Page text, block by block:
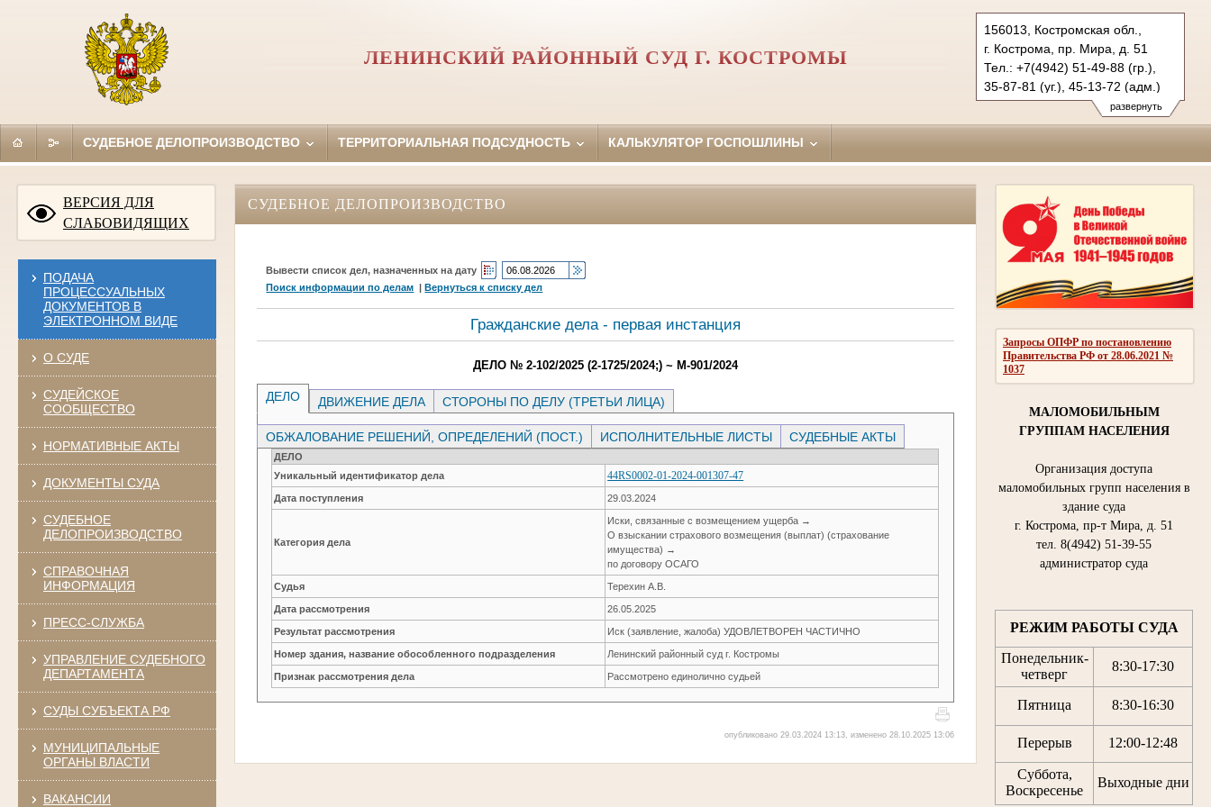
развернуть
156013, Костромская обл.,
г. Кострома, пр. Мира, д. 51
Тел.: +7(4942) 51-49-88 (гр.),
35-87-81 (уг.), 45-13-72 (адм.)
leninsky.kst@sudrf.ru
ЛЕНИНСКИЙ РАЙОННЫЙ СУД Г. КОСТРОМЫ
СУДЕБНОЕ ДЕЛОПРОИЗВОДСТВО ТЕРРИТОРИАЛЬНАЯ ПОДСУДНОСТЬ КАЛЬКУЛЯТОР ГОСПОШЛИНЫ
ВЕРСИЯ ДЛЯ
СЛАБОВИДЯЩИХ
ПОДАЧА
ПРОЦЕССУАЛЬНЫХ
ДОКУМЕНТОВ В
ЭЛЕКТРОННОМ ВИДЕ
О СУДЕ
СУДЕЙСКОЕ
СООБЩЕСТВО
НОРМАТИВНЫЕ АКТЫ
ДОКУМЕНТЫ СУДА
СУДЕБНОЕ
ДЕЛОПРОИЗВОДСТВО
СПРАВОЧНАЯ
ИНФОРМАЦИЯ
ПРЕСС-СЛУЖБА
УПРАВЛЕНИЕ СУДЕБНОГО
ДЕПАРТАМЕНТА
СУДЫ СУБЪЕКТА РФ
МУНИЦИПАЛЬНЫЕ
ОРГАНЫ ВЛАСТИ
ВАКАНСИИ
Запросы ОПФР по постановлению
Правительства РФ от 28.06.2021 №
1037
МАЛОМОБИЛЬНЫМ
ГРУППАМ НАСЕЛЕНИЯ
Организация доступа
маломобильных групп населения в
здание суда
г. Кострома, пр-т Мира, д. 51
тел. 8(4942) 51-39-55
администратор суда
РЕЖИМ РАБОТЫ СУДА
Понедельник-
четверг
8:30-17:30
Пятница 8:30-16:30
Перерыв 12:00-12:48
Суббота,
Воскресенье
Выходные дни
СУДЕБНОЕ ДЕЛОПРОИЗВОДСТВО
Вывести список дел, назначенных на дату
Поиск информации по делам |Вернуться к списку дел
Гражданские дела - первая инстанция
ДЕЛО № 2-102/2025 (2-1725/2024;) ~ М-901/2024
ДЕЛО ДВИЖЕНИЕ ДЕЛА СТОРОНЫ ПО ДЕЛУ (ТРЕТЬИ ЛИЦА)
ОБЖАЛОВАНИЕ РЕШЕНИЙ, ОПРЕДЕЛЕНИЙ (ПОСТ.) ИСПОЛНИТЕЛЬНЫЕ ЛИСТЫ СУДЕБНЫЕ АКТЫ
ДЕЛО
Уникальный идентификатор дела
44RS0002-01-2024-001307-47
Дата поступления 29.03.2024
Категория дела
Иски, связанные с возмещением ущерба →
О взыскании страхового возмещения (выплат) (страхование
имущества) →
по договору ОСАГО
Судья Терехин А.В.
Дата рассмотрения 26.05.2025
Результат рассмотрения Иск (заявление, жалоба) УДОВЛЕТВОРЕН ЧАСТИЧНО
Номер здания, название обособленного подразделения Ленинский районный суд г. Костромы
Признак рассмотрения дела Рассмотрено единолично судьей
опубликовано 29.03.2024 13:13, изменено 28.10.2025 13:06